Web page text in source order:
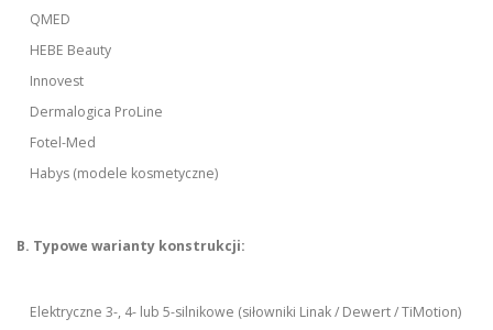
QMED
HEBE Beauty
Innovest
Dermalogica ProLine
Fotel-Med
Habys (modele kosmetyczne)
B. Typowe warianty konstrukcji:
Elektryczne 3-, 4- lub 5-silnikowe (siłowniki Linak / Dewert / TiMotion)